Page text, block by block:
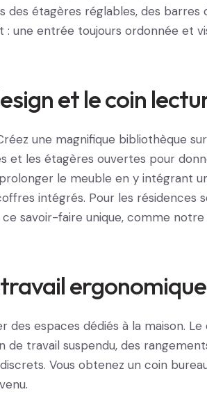
des étagères réglables, des barres
: une entrée toujours ordonnée et
et le coin
une magnifique bibliothèque
et les étagères ouvertes pour
le meuble en y intégrant
intégrés. Pour les résidences
ce savoir-faire unique, comme
ergonomique
espaces dédiés à la maison. Le
de travail suspendu, des
Vous obtenez un coin